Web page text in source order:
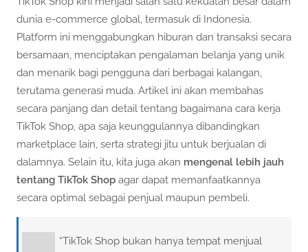
dunia e-commerce global, termasuk di Indonesia.
Platform ini menggabungkan hiburan dan transaksi secara
bersamaan, menciptakan pengalaman belanja yang unik
dan menarik bagi pengguna dari berbagai kalangan,
terutama generasi muda. Artikel ini akan membahas
secara panjang dan detail tentang bagaimana cara kerja
TikTok Shop, apa saja keunggulannya dibandingkan
marketplace lain, serta strategi jitu untuk berjualan di
dalamnya. Selain itu, kita juga akan mengenal lebih jauh
tentang TikTok Shop agar dapat memanfaatkannya
secara optimal sebagai penjual maupun pembeli.
“TikTok Shop bukan hanya tempat menjual